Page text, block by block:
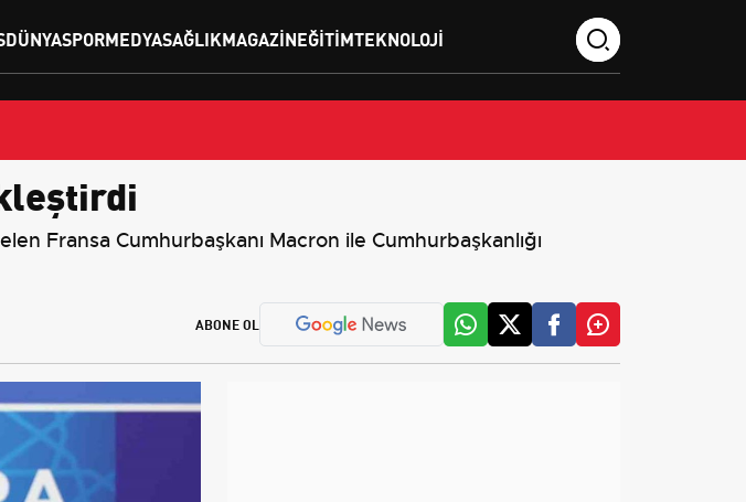
DÜNYASPORMEDYASAĞLIKMAGAZINEĞITIMTEKNOLOJI
Fransa Cumhurbaşkanı Macron ile Cumhurbaşkanlığı
ABONE OL